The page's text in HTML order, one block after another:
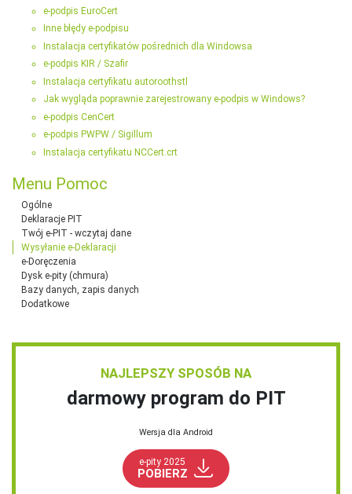
Menu Pomoc
Ogólne
Deklaracje PIT
Twój e-PIT - wczytaj dane
Wysyłanie e-Deklaracji
e-Doręczenia
Dysk e-pity (chmura)
Bazy danych, zapis danych
Dodatkowe
NAJLEPSZY SPOSÓB NA
darmowy program do PIT
Wersja dla Android
e-pity 2025
POBIERZ
e-podpis EuroCert
Inne błędy e-podpisu
Instalacja certyfikatów pośrednich dla Windowsa
e-podpis KIR / Szafir
Instalacja certyfikatu autoroothstl
Jak wygląda poprawnie zarejestrowany e-podpis w Windows?
e-podpis CenCert
e-podpis PWPW / Sigillum
Instalacja certyfikatu NCCert.crt